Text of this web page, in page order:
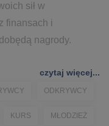
sił w
finansach i
nagrody.
czytaj więcej...
ODKRYWCY
KURS MŁODZIEŻ